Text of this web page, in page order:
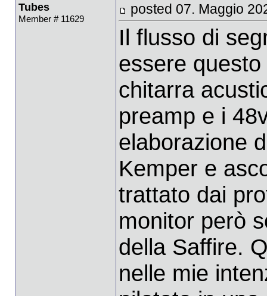
Tubes
Member # 11629
posted 07. Maggio
Il flusso di
essere
chitarra
preamp e i
elaborazione
Kemper e
trattato dai
monitor però
della Saffire.
nelle mie